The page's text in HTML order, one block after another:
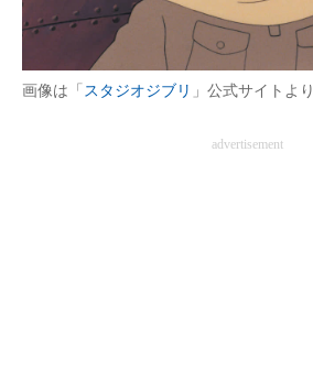
AI活用のいまが分かる
企業ITのトレンドを詳説
画像は「 スタジオジブリ 」公式サイトより
advertisement